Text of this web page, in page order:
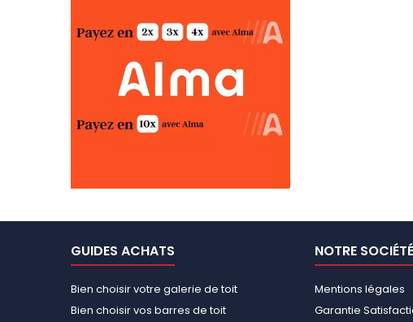
GUIDES ACHATS
Bien choisir votre galerie de toit
Bien choisir vos barres de toit
NOTRE SOCIÉTÉ
Mentions légales
Garantie